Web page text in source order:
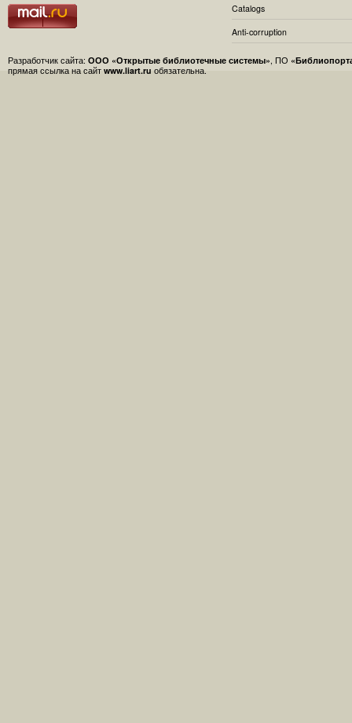
Catalogs
Anti-corruption
Разработчик сайта: ООО «Открытые библиотечные системы», ПО
прямая ссылка на сайт www.liart.ru обязательна.